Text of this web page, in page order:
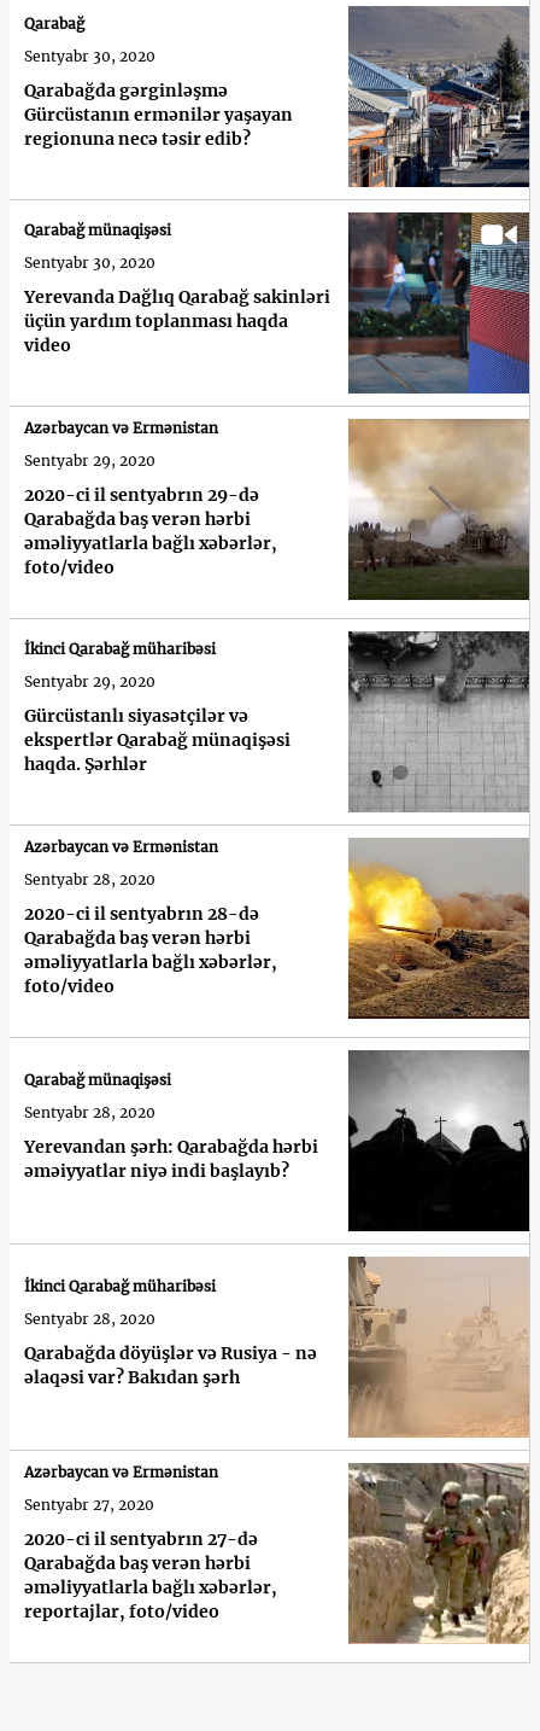
Qarabağda gərginləşmə
Gürcüstanın ermənilər yaşayan
regionuna necə təsir edib?
Qarabağ
Sentyabr 30, 2020
Yerevanda Dağlıq Qarabağ sakinləri
üçün yardım toplanması haqda
video
Qarabağ münaqişəsi
Sentyabr 30, 2020
2020-ci il sentyabrın 29-də
Qarabağda baş verən hərbi
əməliyyatlarla bağlı xəbərlər,
foto/video
Azərbaycan və Ermənistan
Sentyabr 29, 2020
Gürcüstanlı siyasətçilər və
ekspertlər Qarabağ münaqişəsi
haqda. Şərhlər
İkinci Qarabağ müharibəsi
Sentyabr 29, 2020
2020-ci il sentyabrın 28-də
Qarabağda baş verən hərbi
əməliyyatlarla bağlı xəbərlər,
foto/video
Azərbaycan və Ermənistan
Sentyabr 28, 2020
Yerevandan şərh: Qarabağda hərbi
əməiyyatlar niyə indi başlayıb?
Qarabağ münaqişəsi
Sentyabr 28, 2020
Qarabağda döyüşlər və Rusiya - nə
əlaqəsi var? Bakıdan şərh
İkinci Qarabağ müharibəsi
Sentyabr 28, 2020
2020-ci il sentyabrın 27-də
Qarabağda baş verən hərbi
əməliyyatlarla bağlı xəbərlər,
reportajlar, foto/video
Azərbaycan və Ermənistan
Sentyabr 27, 2020